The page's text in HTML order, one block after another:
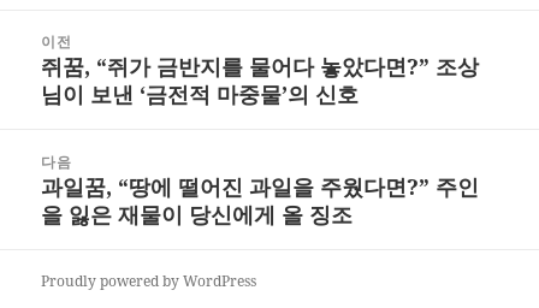
이전
이
전
글:
쥐꿈, “쥐가 금반지를 물어다 놓았다면?” 조상
님이 보낸 ‘금전적 마중물’의 신호
다음
다
음
글:
과일꿈, “땅에 떨어진 과일을 주웠다면?” 주인
을 잃은 재물이 당신에게 올 징조
Proudly powered by WordPress